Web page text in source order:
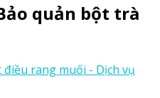
quản bột trà
điều rang muối - Dịch vụ